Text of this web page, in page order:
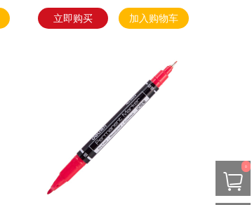
立即购买 加入购物车
0